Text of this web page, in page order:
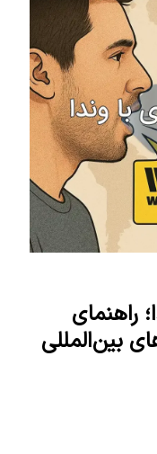
راهنمای
بین‌المللی